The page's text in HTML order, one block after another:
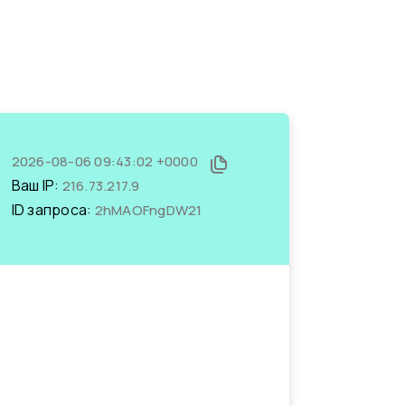
2026-08-06 09:43:02 +0000
Ваш IP: 216.73.217.9
ID запроса: 2hMAOFngDW21